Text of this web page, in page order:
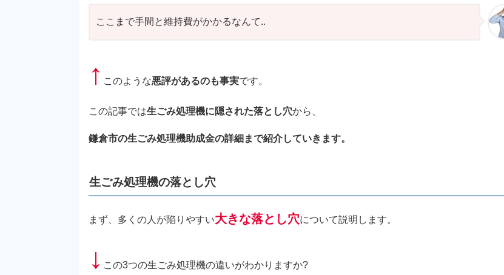
ここまで手間と維持費がかかるなんて..
↑ このような悪評があるのも事実です。
この記事では生ごみ処理機に隠された落とし穴から、
鎌倉市の生ごみ処理機助成金の詳細まで紹介していきます。
生ごみ処理機の落とし穴
まず、多くの人が陥りやすい大きな落とし穴について説明します。
↓ この3つの生ごみ処理機の違いがわかりますか?